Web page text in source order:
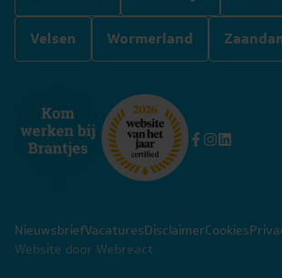
Velsen Wormerland
NieuwsbriefVacaturesDisclaimerCookies
Website door Webreact